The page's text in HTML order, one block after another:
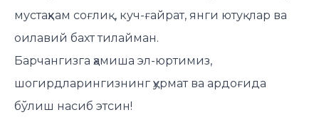
мустаҳкам соғлиқ, куч-ғайрат, янги ютуқлар ва
оилавий бахт тилайман.
Барчангизга ҳамиша эл-юртимиз,
шогирдларингизнинг ҳурмат ва ардоғида
бўлиш насиб этсин!